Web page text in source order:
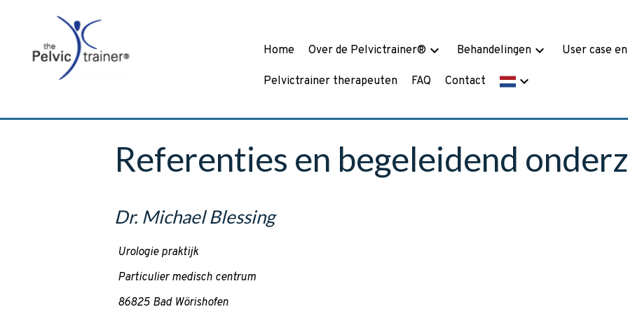
Home Over de Pelvictrainer® keyboard_arrow_down Behandelingen keyboard_arrow_down User case
Pelvictrainer therapeuten FAQ Contact keyboard_arrow_down
Referenties en begeleidend
Dr. Michael Blessing
Urologie praktijk
Particulier medisch centrum
86825 Bad Wörishofen